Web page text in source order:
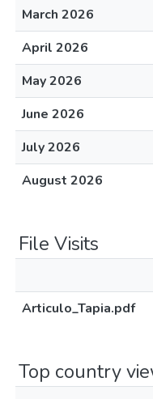
March 2026
April 2026
May 2026
June 2026
July 2026
August 2026
File Visits
Articulo_Tapia.pdf
Top country